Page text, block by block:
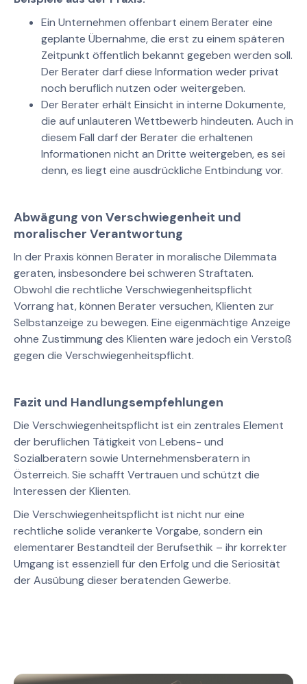
Ein Unternehmen offenbart einem Berater eine
geplante Übernahme, die erst zu einem späteren
Zeitpunkt öffentlich bekannt gegeben werden soll.
Der Berater darf diese Information weder privat
noch beruflich nutzen oder weitergeben.
Der Berater erhält Einsicht in interne Dokumente,
die auf unlauteren Wettbewerb hindeuten. Auch in
diesem Fall darf der Berater die erhaltenen
Informationen nicht an Dritte weitergeben, es sei
denn, es liegt eine ausdrückliche Entbindung vor.
Abwägung von Verschwiegenheit und
moralischer Verantwortung
In der Praxis können Berater in moralische Dilemmata
geraten, insbesondere bei schweren Straftaten.
Obwohl die rechtliche Verschwiegenheitspflicht
Vorrang hat, können Berater versuchen, Klienten zur
Selbstanzeige zu bewegen. Eine eigenmächtige Anzeige
ohne Zustimmung des Klienten wäre jedoch ein Verstoß
gegen die Verschwiegenheitspflicht.
Fazit und Handlungsempfehlungen
Die Verschwiegenheitspflicht ist ein zentrales Element
der beruflichen Tätigkeit von Lebens- und
Sozialberatern sowie Unternehmensberatern in
Österreich. Sie schafft Vertrauen und schützt die
Interessen der Klienten.
Die Verschwiegenheitspflicht ist nicht nur eine
rechtliche solide verankerte Vorgabe, sondern ein
elementarer Bestandteil der Berufsethik – ihr korrekter
Umgang ist essenziell für den Erfolg und die Seriosität
der Ausübung dieser beratenden Gewerbe.